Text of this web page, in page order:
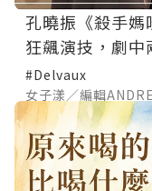
孔曉振《殺手媽
狂飆演技，劇中
#Delvaux
女子漾／編輯